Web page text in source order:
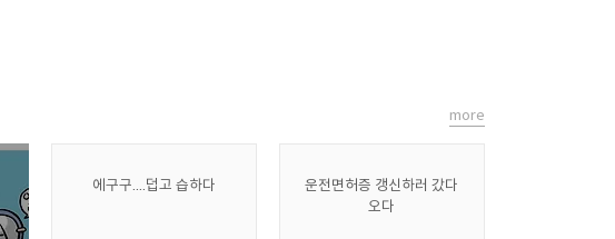
에구구....덥고 습하다
운전면허증 갱신하러 갔다
오다
more